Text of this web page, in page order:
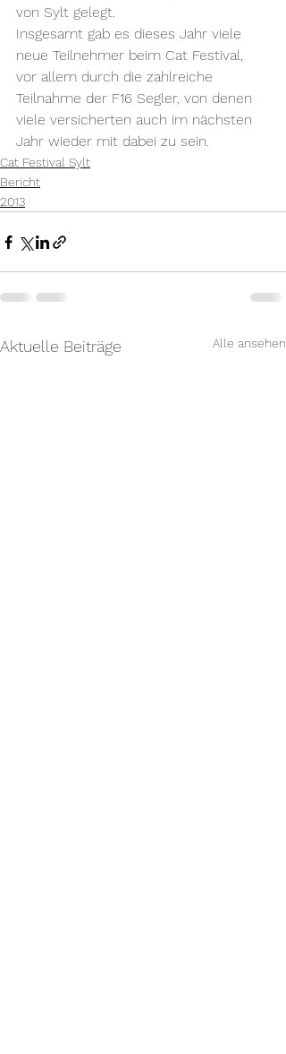
von Sylt gelegt.
Insgesamt gab es dieses Jahr viele
neue Teilnehmer beim Cat Festival,
vor allem durch die zahlreiche
Teilnahme der F16 Segler, von denen
viele versicherten auch im nächsten
Jahr wieder mit dabei zu sein.
Cat Festival Sylt
Bericht
2013
Aktuelle Beiträge Alle ansehen